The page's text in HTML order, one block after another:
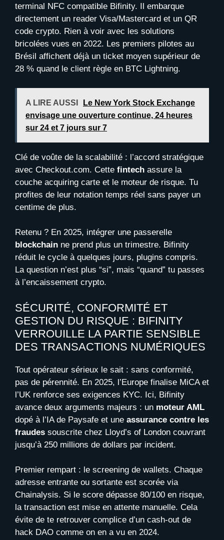
terminal NFC compatible Bifinity. Il embarque
directement un reader Visa/Mastercard et un QR
code crypto. Rien à voir avec les solutions
bricolées vues en 2022. Les premiers pilotes au
Brésil affichent déjà un ticket moyen supérieur de
28 % quand le client règle en BTC Lightning.
A LIRE AUSSI
Le New York Stock Exchange
envisage une ouverture continue, 24 heures
sur 24 et 7 jours sur 7
Clé de voûte de la scalabilité : l’accord stratégique
avec Checkout.com. Cette fintech assure la
couche acquiring carte et le moteur de risque. Tu
profites de leur notation temps réel sans payer un
centime de plus.
Retenu ? En 2025, intégrer une passerelle
blockchain ne prend plus un trimestre. Bifinity
réduit le cycle à quelques jours, plugins compris.
La question n’est plus “si”, mais “quand” tu passes
à l’encaissement crypto.
SÉCURITÉ, CONFORMITÉ ET
GESTION DU RISQUE : BIFINITY
VERROUILLE LA PARTIE SENSIBLE
DES TRANSACTIONS NUMÉRIQUES
Tout opérateur sérieux le sait : sans conformité,
pas de pérennité. En 2025, l’Europe finalise MiCA et
l’UK renforce ses exigences KYC. Ici, Bifinity
avance deux arguments majeurs : un moteur AML
dopé à l’IA de Paysafe et une assurance contre les
fraudes souscrite chez Lloyd’s of London couvrant
jusqu’à 250 millions de dollars par incident.
Premier rempart : le screening de wallets. Chaque
adresse entrante ou sortante est scorée via
Chainalysis. Si le score dépasse 80/100 en risque,
la transaction est mise en attente manuelle. Cela
évite de te retrouver complice d’un cash-out de
hack DAO comme on en a vu en 2024.